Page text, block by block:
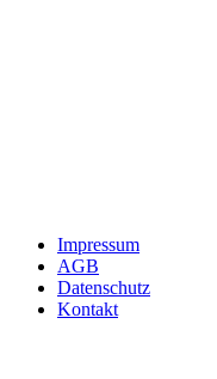
Impressum
AGB
Datenschutz
Kontakt